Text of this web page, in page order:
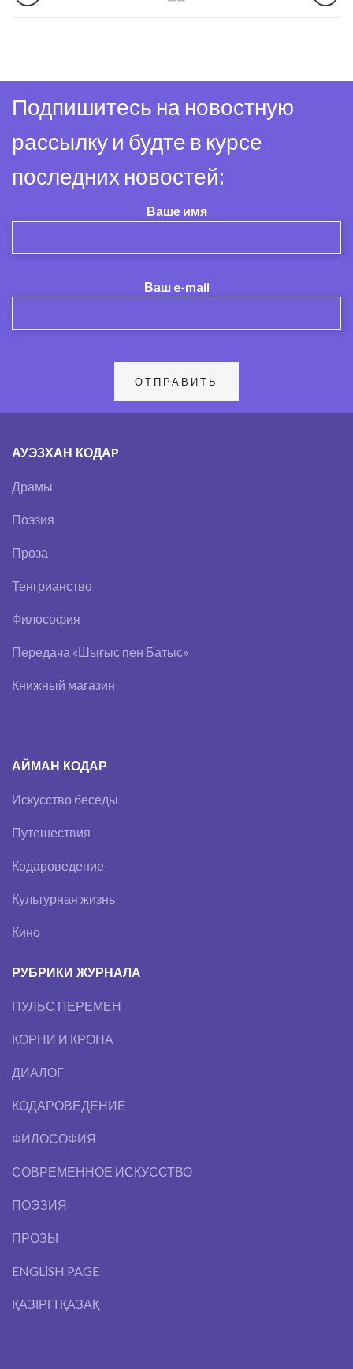
Подпишитесь на новостную
рассылку и будте в курсе
последних новостей:
Ваше имя
Ваш e-mail
АУЭЗХАН КОДАP
Драмы
Поэзия
Проза
Тенгрианство
Философия
Передача «Шығыс пен Батыс»
Книжный магазин
АЙМАН КОДАР
Искусство беседы
Путешествия
Кодароведение
Культурная жизнь
Кино
РУБРИКИ ЖУРНАЛА
ПУЛЬС ПЕРЕМЕН
КОРНИ И КРОНА
ДИАЛОГ
КОДАРОВЕДЕНИЕ
ФИЛОСОФИЯ
СОВРЕМЕННОЕ ИСКУССТВО
ПОЭЗИЯ
ПРОЗЫ
ENGLІSH PAGE
ҚАЗІРГІ ҚАЗАҚ